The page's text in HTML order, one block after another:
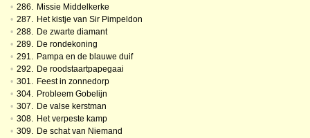
• 286. Missie Middelkerke
• 287. Het kistje van Sir Pimpeldon
• 288. De zwarte diamant
• 289. De rondekoning
• 291. Pampa en de blauwe duif
• 292. De roodstaartpapegaai
• 301. Feest in zonnedorp
• 304. Probleem Gobelijn
• 307. De valse kerstman
• 308. Het verpeste kamp
• 309. De schat van Niemand